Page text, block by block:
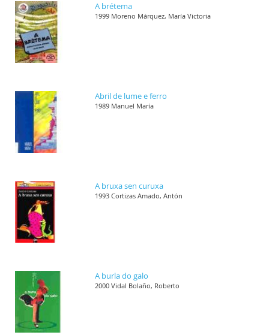
A brétema
1999 Moreno Márquez, María Victoria
Abril de lume e ferro
1989 Manuel María
A bruxa sen curuxa
1993 Cortizas Amado, Antón
A burla do galo
2000 Vidal Bolaño, Roberto